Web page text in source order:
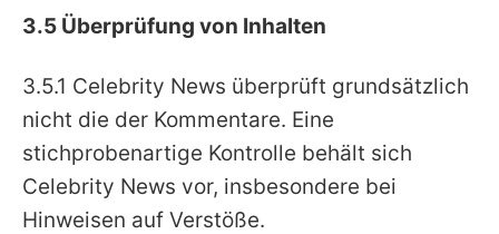
3.5 Überprüfung von Inhalten
3.5.1 Celebrity News überprüft grundsätzlich
nicht die der Kommentare. Eine
stichprobenartige Kontrolle behält sich
Celebrity News vor, insbesondere bei
Hinweisen auf Verstöße.